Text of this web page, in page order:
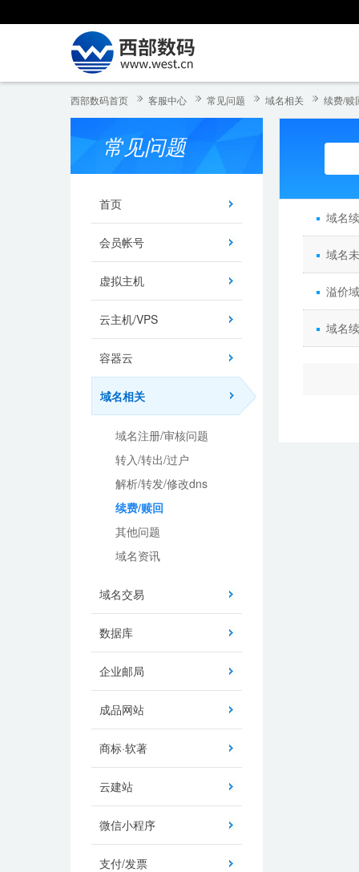
西部数码首页 客服中心 常见问题 域名相关 续费/赎
常见问题
首页
会员帐号
虚拟主机
云主机/VPS
容器云
域名相关
域名注册/审核问题
转入/转出/过户
解析/转发/修改dns
续费/赎回
其他问题
域名资讯
域名交易
数据库
企业邮局
成品网站
商标·软著
云建站
微信小程序
支付/发票
域名
域名
溢价
域名